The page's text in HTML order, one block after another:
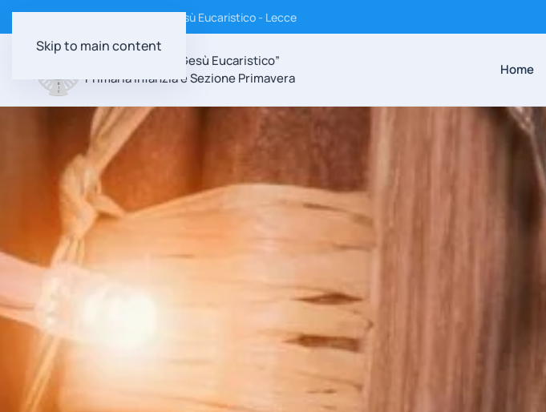
Skip to main content
Istituto Suore Discepole di Gesù Eucaristico - Lecce
Scuola Paritaria “Gesù Eucaristico”
Primaria Infanzia e Sezione Primavera
Home